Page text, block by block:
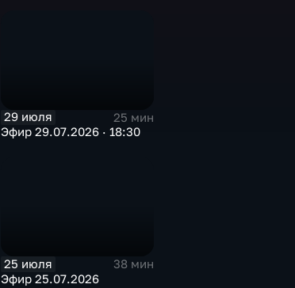
29 июля
25 мин
Эфир 29.07.2026 · 18:30
25 июля
38 мин
Эфир 25.07.2026